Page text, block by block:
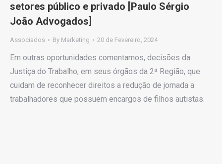
setores público e privado [Paulo Sérgio
João Advogados]
Associados By Marketing 20 de Fevereiro, 2024
Em outras oportunidades comentamos, decisões da
Justiça do Trabalho, em seus órgãos da 2ª Região, que
cuidam de reconhecer direitos a redução de jornada a
trabalhadores que possuem encargos de filhos autistas.